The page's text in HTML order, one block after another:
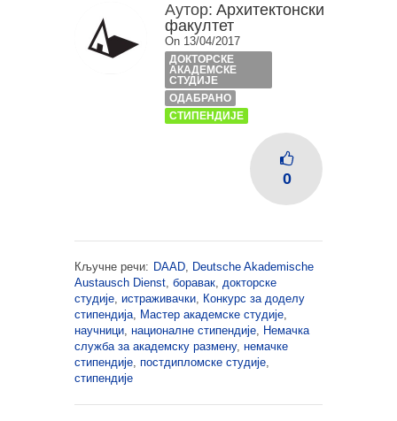
Аутор: Архитектонски
факултет
On 13/04/2017
ДОКТОРСКЕ
АКАДЕМСКЕ
СТУДИЈЕ
ОДАБРАНО
СТИПЕНДИЈЕ
0
Кључне речи: DAAD, Deutsche Akademische
Austausch Dienst, боравак, докторске
студије, истраживачки, Конкурс за доделу
стипендија, Мастер академске студије,
научници, националне стипендије, Немачка
служба за академску размену, немачке
стипендије, постдипломске студије,
стипендије